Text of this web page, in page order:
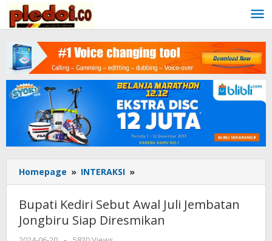
content
Homepage » INTERAKSI »
Kediri
Sebut
Awal
Juli
Bupati Kediri Sebut Awal Juli Jembatan
Jongbiru Siap Diresmikan